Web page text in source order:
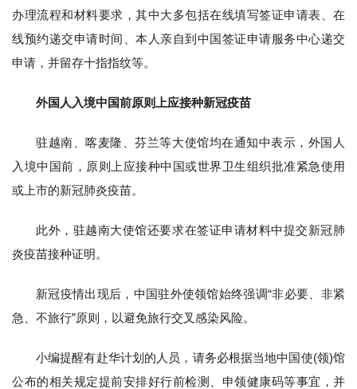
办理流程和材料要求，其中大多包括在线填写签证申请表、在
线预约递交申请时间、本人亲自到中国签证申请服务中心递交
申请，并留存十指指纹等。
外国人入境中国前原则上应接种新冠疫苗
驻越南、喀麦隆、芬兰等大使馆均在通知中表示，外国人
入境中国前，原则上应接种中国或世界卫生组织批准紧急使用
或上市的新冠肺炎疫苗。
此外，驻越南大使馆还要求在签证申请材料中提交新冠肺
炎疫苗接种证明。
新冠疫情出现后，中国驻外使领馆始终强调“非必要、非紧
急、不旅行”原则，以避免旅行交叉感染风险。
小编提醒有赴华计划的人员，请务必根据当地中国使(领)馆
公布的相关规定提前安排好行前检测、申领健康码等事宜，并